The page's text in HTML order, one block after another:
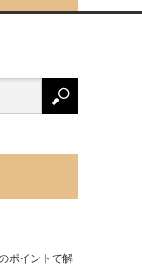
ポイントで解